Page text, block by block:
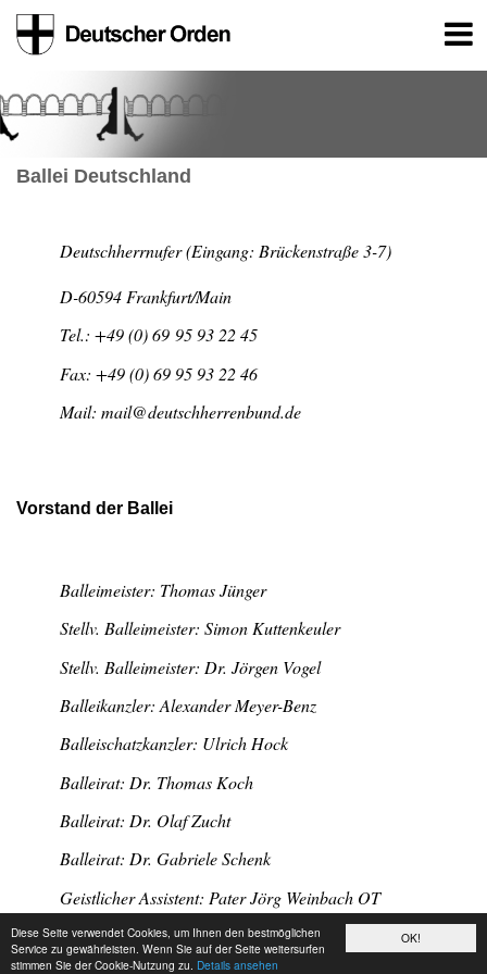
OK!
Diese Seite verwendet Cookies, um Ihnen den bestmöglichen
Service zu gewährleisten. Wenn Sie auf der Seite weitersurfen
stimmen Sie der Cookie-Nutzung zu. Details ansehen
Ballei Deutschland
Deutschherrnufer (Eingang: Brückenstraße 3-7)
D-60594 Frankfurt/Main
Tel.: +49 (0) 69 95 93 22 45
Fax: +49 (0) 69 95 93 22 46
Mail: mail@deutschherrenbund.de
Vorstand der Ballei
Balleimeister: Thomas Jünger
Stellv. Balleimeister: Simon Kuttenkeuler
Stellv. Balleimeister: Dr. Jörgen Vogel
Balleikanzler: Alexander Meyer-Benz
Balleischatzkanzler: Ulrich Hock
Balleirat: Dr. Thomas Koch
Balleirat: Dr. Olaf Zucht
Balleirat: Dr. Gabriele Schenk
Geistlicher Assistent: Pater Jörg Weinbach OT